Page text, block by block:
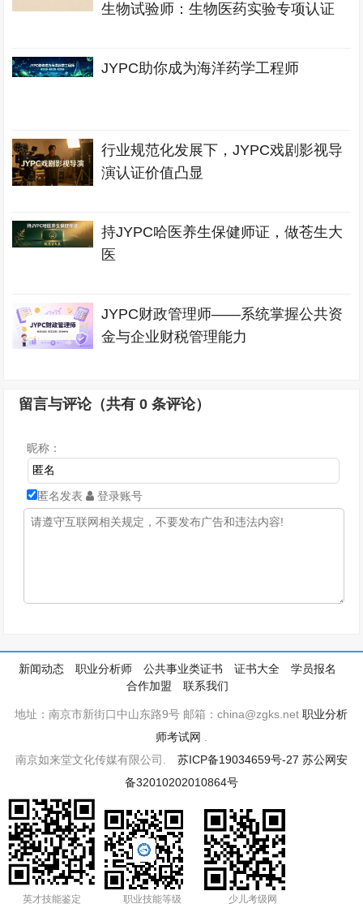
生物试验师：生物医药实验专项认证
JYPC助你成为海洋药学工程师
行业规范化发展下，JYPC戏剧影视导
演认证价值凸显
持JYPC哈医养生保健师证，做苍生大
医
JYPC财政管理师——系统掌握公共资
金与企业财税管理能力
留言与评论（共有0 条评论）
昵称：
匿名发表 登录账号
新闻动态 职业分析师 公共事业类证书 证书大全
学员报名
合作加盟
联系我们
地址：南京市新街口中山东路9号 邮箱：china@zgks.net职业分析
师考试网
南京如来堂文化传媒有限公司. 苏ICP备19034659号-27 苏公网安
备32010202010864号
英才技能鉴定 职业技能等级 少儿考级网